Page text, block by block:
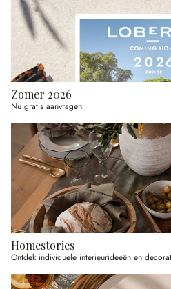
Zomer 2026
Nu gratis aanvragen
Homestories
Ontdek individuele interieurideeën en